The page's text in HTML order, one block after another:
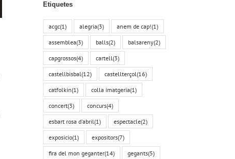
Etiquetes
acgc(1) alegria(3) anem de cap!(1)
assemblea(3) balls(2) balsareny(2)
capgrossos(4) cartell(3)
castellbisbal(12) castellterçol(16)
catfolkin(1) colla imatgeria(1)
concert(3) concurs(4)
esbart rosa d'abril(1) espectacle(2)
exposicio(1) expositors(7)
fira del mon geganter(14) gegants(5)